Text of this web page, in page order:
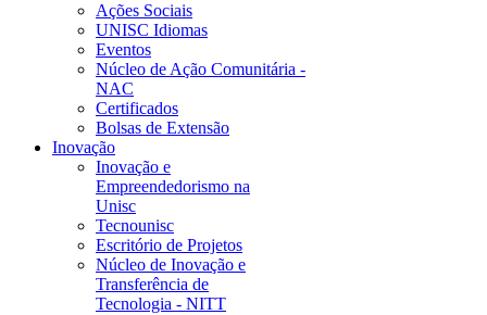
Ações Sociais
UNISC Idiomas
Eventos
Núcleo de Ação Comunitária -
NAC
Certificados
Bolsas de Extensão
Inovação
Inovação e
Empreendedorismo na
Unisc
Tecnounisc
Escritório de Projetos
Núcleo de Inovação e
Transferência de
Tecnologia - NITT